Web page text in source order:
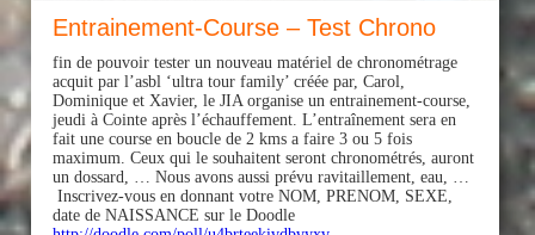
Entrainement-Course – Test Chrono
fin de pouvoir tester un nouveau matériel de chronométrage
acquit par l’asbl ‘ultra tour family’ créée par, Carol,
Dominique et Xavier, le JIA organise un entrainement-course,
jeudi à Cointe après l’échauffement. L’entraînement sera en
fait une course en boucle de 2 kms a faire 3 ou 5 fois
maximum. Ceux qui le souhaitent seront chronométrés, auront
un dossard, … Nous avons aussi prévu ravitaillement, eau, …
Inscrivez-vous en donnant votre NOM, PRENOM, SEXE,
date de NAISSANCE sur le Doodle